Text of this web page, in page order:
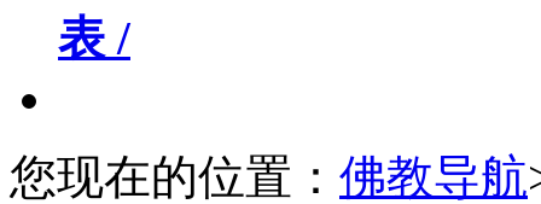
表 /
您现在的位置： 佛教导航